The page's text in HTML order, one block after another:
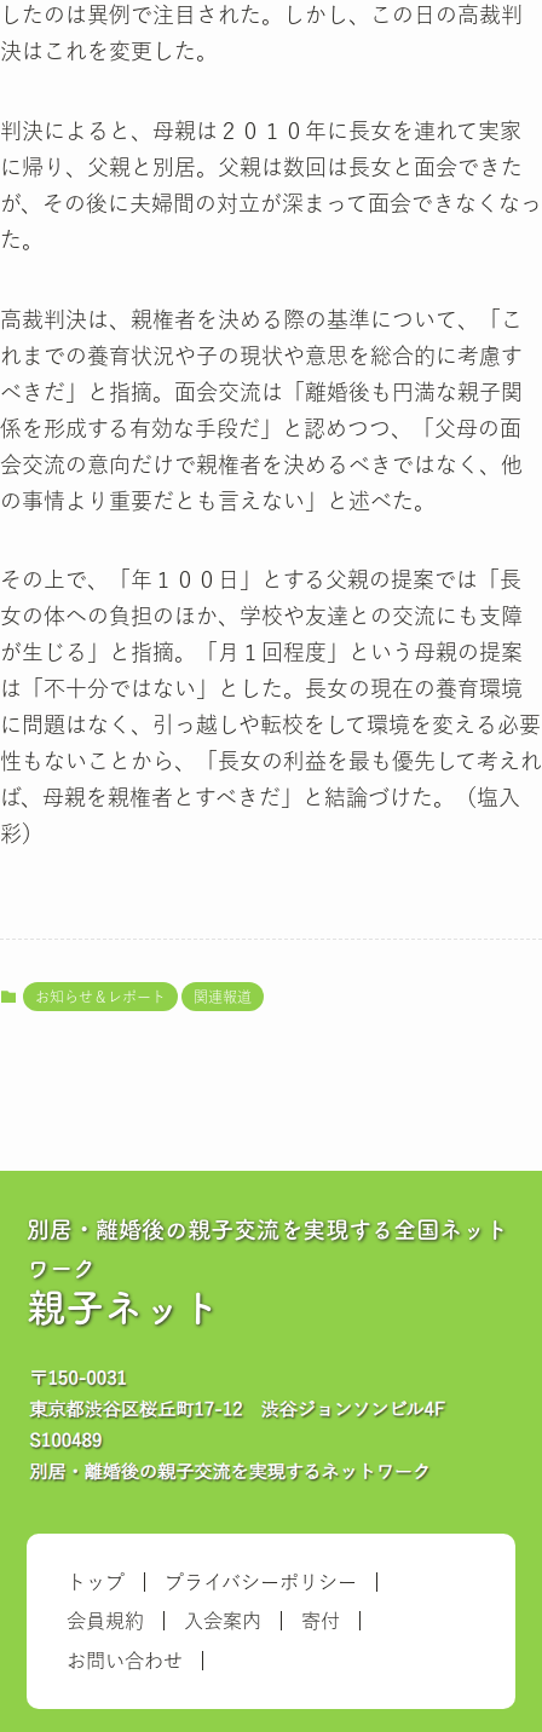
したのは異例で注目された。しかし、この日の高裁判
決はこれを変更した。
判決によると、母親は２０１０年に長女を連れて実家
に帰り、父親と別居。父親は数回は長女と面会できた
が、その後に夫婦間の対立が深まって面会できなくなっ
た。
高裁判決は、親権者を決める際の基準について、「こ
れまでの養育状況や子の現状や意思を総合的に考慮す
べきだ」と指摘。面会交流は「離婚後も円満な親子関
係を形成する有効な手段だ」と認めつつ、「父母の面
会交流の意向だけで親権者を決めるべきではなく、他
の事情より重要だとも言えない」と述べた。
その上で、「年１００日」とする父親の提案では「長
女の体への負担のほか、学校や友達との交流にも支障
が生じる」と指摘。「月１回程度」という母親の提案
は「不十分ではない」とした。長女の現在の養育環境
に問題はなく、引っ越しや転校をして環境を変える必要
性もないことから、「長女の利益を最も優先して考えれ
ば、母親を親権者とすべきだ」と結論づけた。（塩入
彩）
お知らせ＆レポート 関連報道
別居・離婚後の親子交流を実現する全国ネット
ワーク
親子ネット
トップ プライバシーポリシー
会員規約 入会案内 寄付
お問い合わせ